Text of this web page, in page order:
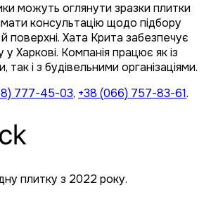
можуть оглянути зразки плитки
консультацію щодо підбору
поверхні. Хата Крита забезпечує
у Харкові. Компанія працює як із
так і з будівельними організаціями.
777-45-03, +38 (066) 757-83-61.
плитку з 2022 року.